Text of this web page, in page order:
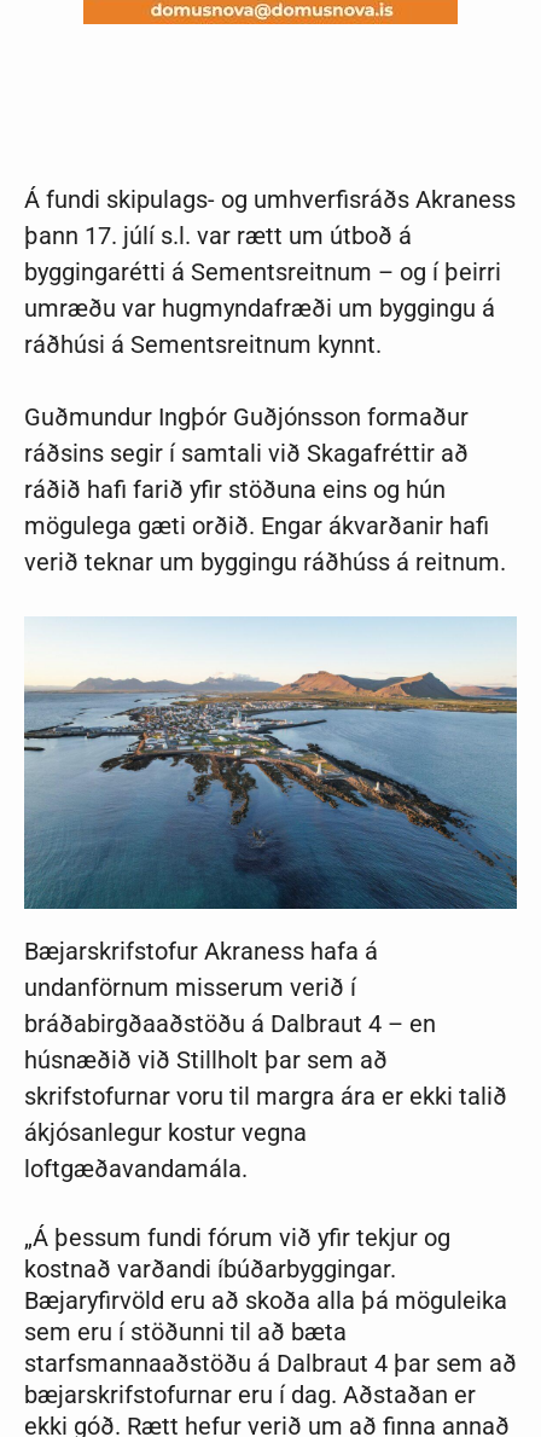
Á fundi skipulags- og umhverfisráðs Akraness
þann 17. júlí s.l. var rætt um útboð á
byggingarétti á Sementsreitnum – og í þeirri
umræðu var hugmyndafræði um byggingu á
ráðhúsi á Sementsreitnum kynnt.
Guðmundur Ingþór Guðjónsson formaður
ráðsins segir í samtali við Skagafréttir að
ráðið hafi farið yfir stöðuna eins og hún
mögulega gæti orðið. Engar ákvarðanir hafi
verið teknar um byggingu ráðhúss á reitnum.
Bæjarskrifstofur Akraness hafa á
undanförnum misserum verið í
bráðabirgðaaðstöðu á Dalbraut 4 – en
húsnæðið við Stillholt þar sem að
skrifstofurnar voru til margra ára er ekki talið
ákjósanlegur kostur vegna
loftgæðavandamála.
„Á þessum fundi fórum við yfir tekjur og
kostnað varðandi íbúðarbyggingar.
Bæjaryfirvöld eru að skoða alla þá möguleika
sem eru í stöðunni til að bæta
starfsmannaaðstöðu á Dalbraut 4 þar sem að
bæjarskrifstofurnar eru í dag. Aðstaðan er
ekki góð. Rætt hefur verið um að finna annað